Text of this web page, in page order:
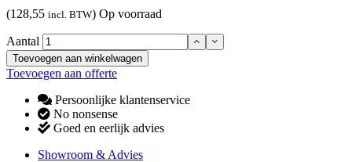
(128,55 incl. BTW) Op voorraad
Aantal
Toevoegen aan winkelwagen
Toevoegen aan offerte
Persoonlijke klantenservice
No nonsense
Goed en eerlijk advies
Showroom & Advies